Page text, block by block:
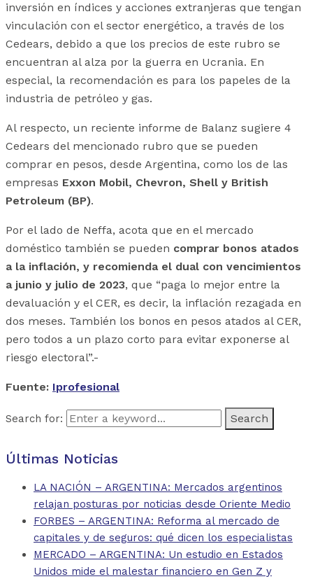
inversión en índices y acciones extranjeras que tengan
vinculación con el sector energético, a través de los
Cedears, debido a que los precios de este rubro se
encuentran al alza por la guerra en Ucrania. En
especial, la recomendación es para los papeles de la
industria de petróleo y gas.
Al respecto, un reciente informe de Balanz sugiere 4
Cedears del mencionado rubro que se pueden
comprar en pesos, desde Argentina, como los de las
empresas Exxon Mobil, Chevron, Shell y British
Petroleum (BP).
Por el lado de Neffa, acota que en el mercado
doméstico también se pueden comprar bonos atados
a la inflación, y recomienda el dual con vencimientos
a junio y julio de 2023, que “paga lo mejor entre la
devaluación y el CER, es decir, la inflación rezagada en
dos meses. También los bonos en pesos atados al CER,
pero todos a un plazo corto para evitar exponerse al
riesgo electoral”.-
Fuente: Iprofesional
Search for:
Últimas Noticias
LA NACIÓN – ARGENTINA: Mercados argentinos
relajan posturas por noticias desde Oriente Medio
FORBES – ARGENTINA: Reforma al mercado de
capitales y de seguros: qué dicen los especialistas
MERCADO – ARGENTINA: Un estudio en Estados
Unidos mide el malestar financiero en Gen Z y